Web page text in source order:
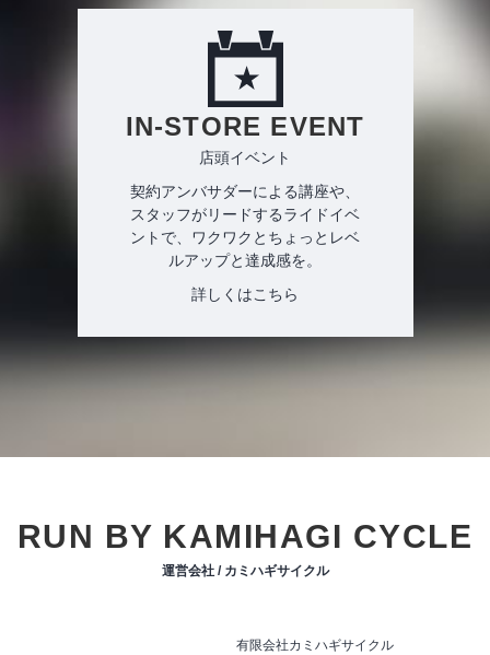
IN-STORE EVENT
店頭イベント
契約アンバサダーによる講座や、
スタッフがリードするライドイベ
ントで、ワクワクとちょっとレベ
ルアップと達成感を。
詳しくはこちら
RUN BY KAMIHAGI CYCLE
運営会社 / カミハギサイクル
有限会社カミハギサイクル